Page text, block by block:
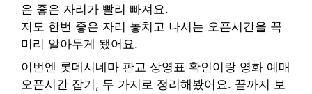
은 좋은 자리가 빨리 빠져요.
저도 한번 좋은 자리 놓치고 나서는 오픈시간을 꼭
미리 알아두게 됐어요.
이번엔 롯데시네마 판교 상영표 확인이랑 영화 예매
오픈시간 잡기, 두 가지로 정리해봤어요. 끝까지 보